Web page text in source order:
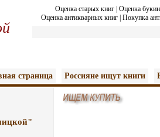
Оценка старых книг| Оценка
Оценка антикварных книг Покупка
страница Россияне ищут книги